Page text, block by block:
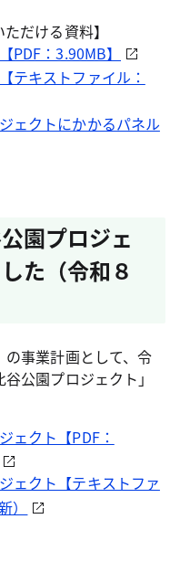
だける資料】
PDF：3.90MB】
テキストファイル：
ェクトにかかるパネル
園プロジェ
た（令和８
の事業計画として、令
公園プロジェクト」
ェクト【PDF：
ェクト【テキストファ